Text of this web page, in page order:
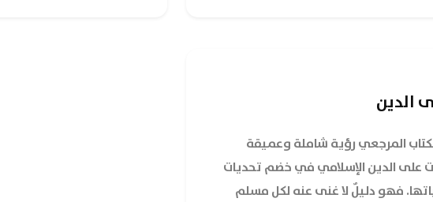
الدين
المرجعي رؤية شاملة وعميقة
على الدين الإسلامي في خضم تحديات
فهو دليلٌ لا غنى عنه لكل مسلم